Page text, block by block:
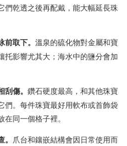
們乾透之後再配戴，能大幅延長珠
取下。 溫泉的硫化物對金屬和寶
托影響尤其大；海水中的鹽分會加
傷。 鑽石硬度最高，和其他珠寶
們。每件珠寶最好用軟布或首飾袋
同一個格子裡。
爪台和鑲嵌結構會因日常使用而